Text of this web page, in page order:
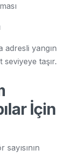
adresli yangın
taşır.
İçin